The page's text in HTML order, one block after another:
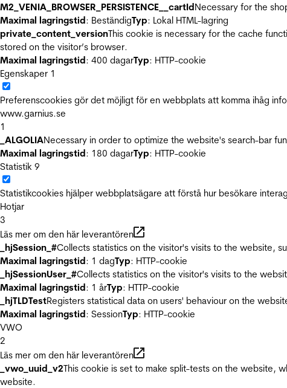
M2_VENIA_BROWSER_PERSISTENCE__cartIdNecessary for the
Maximal lagringstid: BeständigTyp: Lokal HTML-lagring
private_content_versionThis cookie is necessary for the cache
stored on the visitor’s browser.
Maximal lagringstid: 400 dagarTyp: HTTP-cookie
Egenskaper 1
Preferenscookies gör det möjligt för en webbplats att komma ihåg
www.garnius.se
1
_ALGOLIANecessary in order to optimize the website's search-bar
Maximal lagringstid: 180 dagarTyp: HTTP-cookie
Statistik 9
Statistikcookies hjälper webbplatsägare att förstå hur besökare
Hotjar
3
Läs mer om den här leverantören
_hjSession_#Collects statistics on the visitor's visits to the website,
Maximal lagringstid: 1 dagTyp: HTTP-cookie
_hjSessionUser_#Collects statistics on the visitor's visits to the
Maximal lagringstid: 1 årTyp: HTTP-cookie
_hjTLDTestRegisters statistical data on users' behaviour on the
Maximal lagringstid: SessionTyp: HTTP-cookie
VWO
2
Läs mer om den här leverantören
_vwo_uuid_v2This cookie is set to make split-tests on the website,
website.